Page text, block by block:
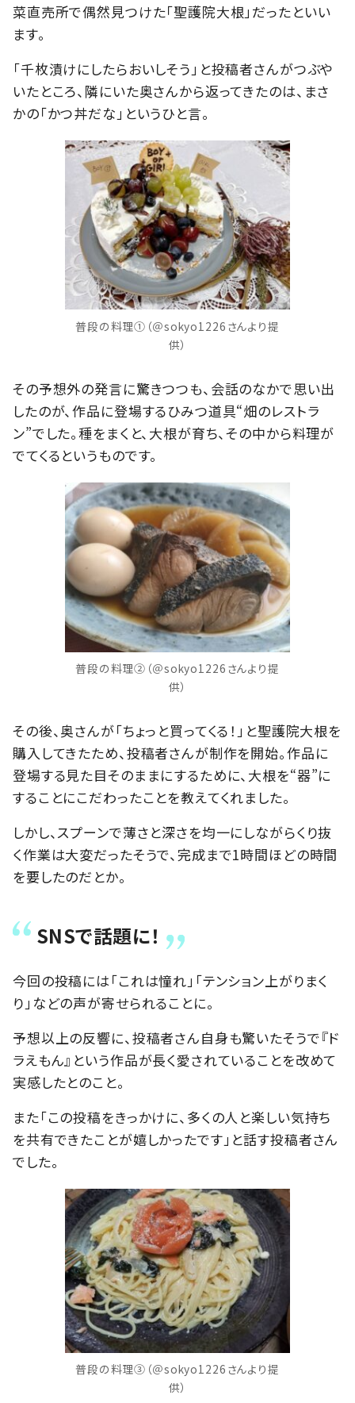
菜直売所で偶然見つけた「聖護院大根」だったといい
ます。
「千枚漬けにしたらおいしそう」と投稿者さんがつぶや
いたところ、隣にいた奥さんから返ってきたのは、まさ
かの「かつ丼だな」というひと言。
普段の料理①（＠sokyo1226さんより提
供）
その予想外の発言に驚きつつも、会話のなかで思い出
したのが、作品に登場するひみつ道具“畑のレストラ
ン”でした。種をまくと、大根が育ち、その中から料理が
でてくるというものです。
普段の料理②（＠sokyo1226さんより提
供）
その後、奥さんが「ちょっと買ってくる！」と聖護院大根を
購入してきたため、投稿者さんが制作を開始。作品に
登場する見た目そのままにするために、大根を“器”に
することにこだわったことを教えてくれました。
しかし、スプーンで薄さと深さを均一にしながらくり抜
く作業は大変だったそうで、完成まで1時間ほどの時間
を要したのだとか。
SNSで話題に！
今回の投稿には「これは憧れ」「テンション上がりまく
り」などの声が寄せられることに。
予想以上の反響に、投稿者さん自身も驚いたそうで『ド
ラえもん』という作品が長く愛されていることを改めて
実感したとのこと。
また「この投稿をきっかけに、多くの人と楽しい気持ち
を共有できたことが嬉しかったです」と話す投稿者さん
でした。
普段の料理③（＠sokyo1226さんより提
供）